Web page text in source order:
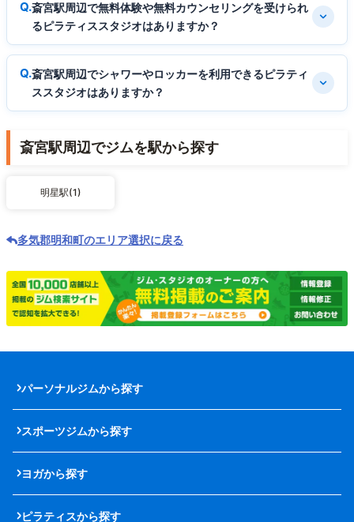
斎宮駅周辺で無料体験や無料カウンセリングを受けられ
るピラティススタジオはありますか？
斎宮駅周辺でシャワーやロッカーを利用できるピラティ
ススタジオはありますか？
斎宮駅周辺でジムを駅から探す
明星駅(1)
多気郡明和町のエリア選択に戻る
パーソナルジムから探す
スポーツジムから探す
ヨガから探す
ピラティスから探す